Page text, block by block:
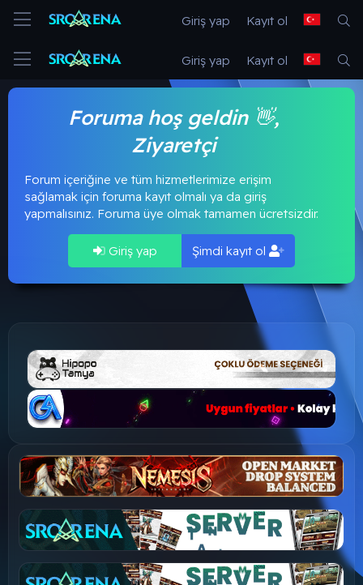
Giriş yap Kayıt ol
Giriş yap Kayıt ol
Foruma hoş geldin 👋,
Ziyaretçi
Forum içeriğine ve tüm hizmetlerimize erişim
sağlamak için foruma kayıt olmalı ya da giriş
yapmalısınız. Foruma üye olmak tamamen ücretsizdir.
Giriş yap Şimdi kayıt ol